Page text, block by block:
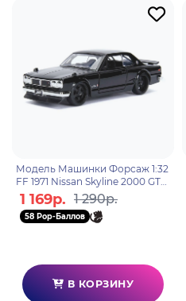
Модель Машинки Форсаж 1:32
FF 1971 Nissan Skyline 2000 GT-
R (C10) 99602
1 169р. 1 290р.
58 Pop-Баллов
В КОРЗИНУ